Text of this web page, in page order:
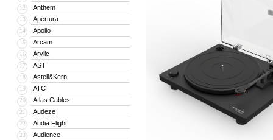
12 Anthem
13 Apertura
14 Apollo
15 Arcam
16 Arylic
17 AST
18 Astell&Kern
19 ATC
20 Atlas Cables
21 Audeze
22 Audia Flight
23 Audience